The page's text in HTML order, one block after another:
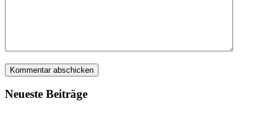
Neueste Beiträge